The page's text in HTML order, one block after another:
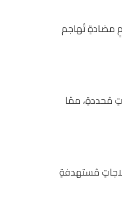
مضادةٍ تُهاجم
مُحددةٍ، ممّا
مُستهدفةٍ